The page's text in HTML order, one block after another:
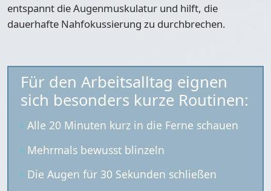
entspannt die Augenmuskulatur und hilft, die
dauerhafte Nahfokussierung zu durchbrechen.
Für den Arbeitsalltag eignen
sich besonders kurze Routinen:
Alle 20 Minuten kurz in die Ferne schauen
Mehrmals bewusst blinzeln
Die Augen für 30 Sekunden schließen